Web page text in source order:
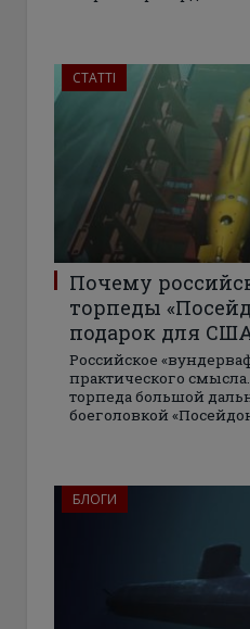
СТАТТІ
Почему
торпеды
подарок для
Российское
практического
торпеда большой
боеголовкой
БЛОГИ